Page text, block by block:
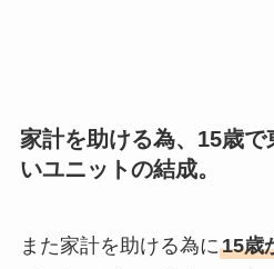
家計を助ける為、15歳
いユニットの結成。
また家計を助ける為に15歳